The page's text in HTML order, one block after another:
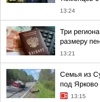
13:24
Три
размеру
13:21
Семья из
под Ярково
13:15